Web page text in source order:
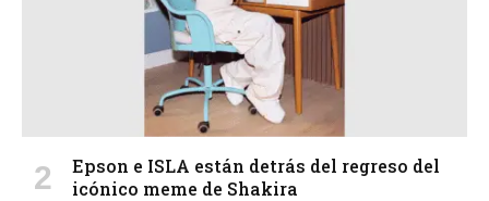
Epson e ISLA están detrás del regreso del
icónico meme de Shakira